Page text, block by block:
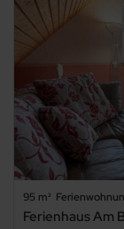
95 m²
Ferienhaus Am